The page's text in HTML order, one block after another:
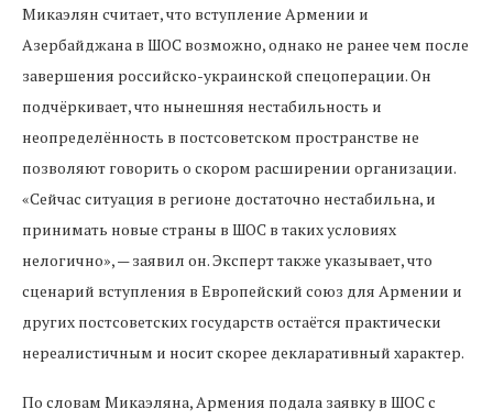
Микаэлян считает, что вступление Армении и
Азербайджана в ШОС возможно, однако не ранее чем после
завершения российско-украинской спецоперации. Он
подчёркивает, что нынешняя нестабильность и
неопределённость в постсоветском пространстве не
позволяют говорить о скором расширении организации.
«Сейчас ситуация в регионе достаточно нестабильна, и
принимать новые страны в ШОС в таких условиях
нелогично», — заявил он. Эксперт также указывает, что
сценарий вступления в Европейский союз для Армении и
других постсоветских государств остаётся практически
нереалистичным и носит скорее декларативный характер.
По словам Микаэляна, Армения подала заявку в ШОС с